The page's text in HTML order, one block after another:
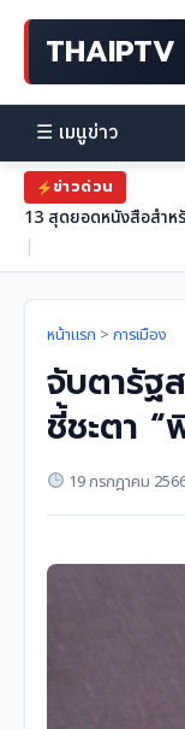
THAIPTV
☰ เมนูข่าว
ข่าวด่วน
13 สุดยอดหนังสือสำห
|
หน้าแรก > การเมือง
จับตารัฐ
ชี้ชะตา
19 กรกฎาคม